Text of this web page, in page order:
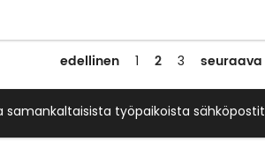
edellinen 1 2 3 seuraava
samankaltaisista työpaikoista